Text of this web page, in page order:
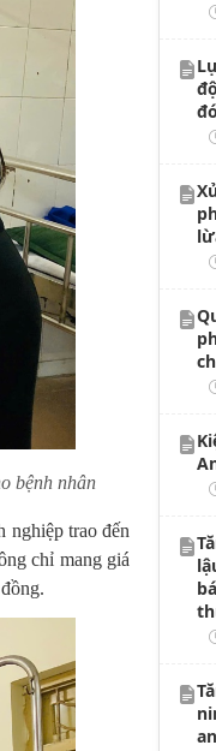
bệnh nhân
nghiệp trao đến
chỉ mang giá